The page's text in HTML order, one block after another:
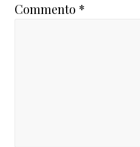
Commento *